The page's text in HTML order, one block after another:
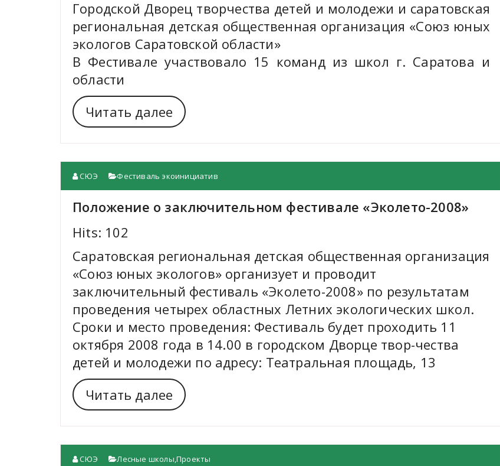
Городской Дворец творчества детей и молодежи и саратовская
региональная детская общественная организация «Союз юных
экологов Саратовской области»
В Фестивале участвовало 15 команд из школ г. Саратова и
области
Читать далее
СЮЭ Фестиваль экоинициатив
Положение о заключительном фестивале «Эколето-2008»
Hits: 102
Саратовская региональная детская общественная организация
«Союз юных экологов» организует и проводит
заключительный фестиваль «Эколето-2008» по результатам
проведения четырех областных Летних экологических школ.
Сроки и место проведения: Фестиваль будет проходить 11
октября 2008 года в 14.00 в городском Дворце твор-чества
детей и молодежи по адресу: Театральная площадь, 13
Читать далее
СЮЭ Лесные школы,Проекты